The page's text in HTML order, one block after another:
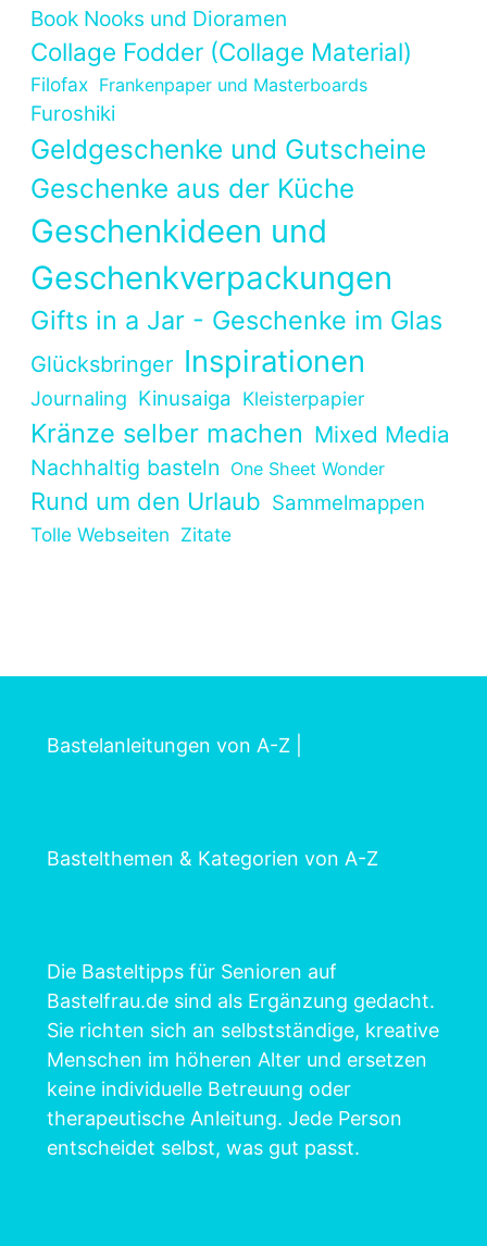
Book Nooks und Dioramen
Collage Fodder (Collage Material)
Filofax Frankenpaper und Masterboards
Furoshiki
Geldgeschenke und Gutscheine
Geschenke aus der Küche
Geschenkideen und
Geschenkverpackungen
Gifts in a Jar - Geschenke im Glas
Glücksbringer Inspirationen
Journaling Kinusaiga Kleisterpapier
Kränze selber machen Mixed Media
Nachhaltig basteln One Sheet Wonder
Rund um den Urlaub Sammelmappen
Tolle Webseiten Zitate
Bastelanleitungen von A-Z
Bastelthemen & Kategorien von A-Z
Die Basteltipps für Senioren auf
Bastelfrau.de sind als Ergänzung gedacht.
Sie richten sich an selbstständige, kreative
Menschen im höheren Alter und ersetzen
keine individuelle Betreuung oder
therapeutische Anleitung. Jede Person
entscheidet selbst, was gut passt.